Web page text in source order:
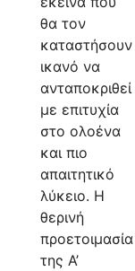
θα τον
καταστήσουν
ικανό να
ανταποκριθεί
με επιτυχία
στο ολοένα
και πιο
απαιτητικό
λύκειο. Η
θερινή
προετοιμασία
της Α’